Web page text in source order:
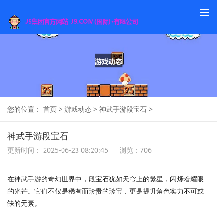
您的位置： 首页 > 游戏动态 > 神武手游段宝石 >
神武手游段宝石
更新时间： 2025-06-23 08:20:45 浏览：706
在神武手游的奇幻世界中，段宝石犹如天穹上的繁星，闪烁着耀眼
的光芒。它们不仅是稀有而珍贵的珍宝，更是提升角色实力不可或
缺的元素。